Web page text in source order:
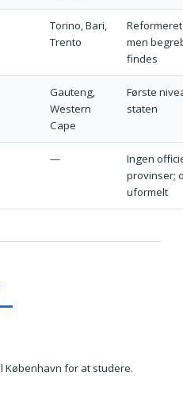
Torino, Bari,
Trento
men
findes
Gauteng,
Western
Cape
Første
staten
—
Ingen
provinser;
uformelt
København for at studere.